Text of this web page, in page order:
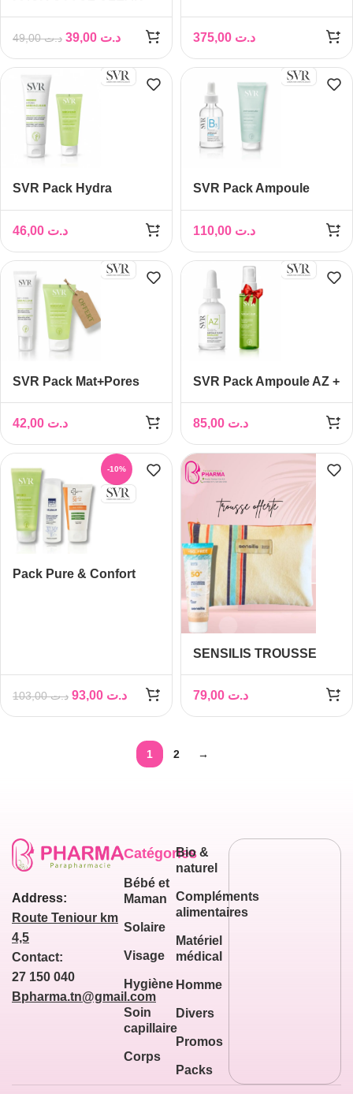
NETTOYANTE + CREME
APAISANTE OFFERTE
د.ت49,00 د.ت
20/106
د.ت
SVR Pack Hydra
Moussant Offert
د.ت
SVR Pack Ampoule
Moussante Physiopure
Offerte
د.ت
SVR Pack Mat+Pores
Moussant Offert
د.ت
SVR Pack Ampoule AZ +
د.ت
-10%
Pack Pure & Confort
د.ت103,00 د.ت
SENSILIS TROUSSE
HYDRATANT
RAFRAICHISSANT
د.ت
1 2 →
Address:
Route Teniour km
4,5
Contact:
27 150 040
Bpharma.tn@gmail.com
Catégories
Bébé et
Maman
Solaire
Visage
Hygiène
Soin
capillaire
Corps
Bio &
naturel
Compléments
alimentaires
Matériel
médical
Homme
Divers
Promos
Packs